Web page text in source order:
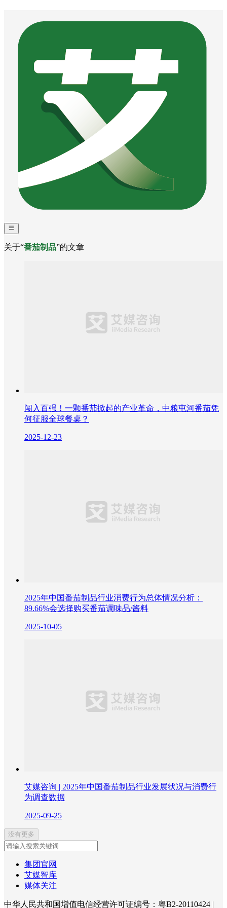
关于“番茄制品”的文章
闯入百强！一颗番茄掀起的产业革命，中粮屯河番茄凭
何征服全球餐桌？
2025-12-23
2025年中国番茄制品行业消费行为总体情况分析：
89.66%会选择购买番茄调味品/酱料
2025-10-05
艾媒咨询 | 2025年中国番茄制品行业发展状况与消费行
为调查数据
2025-09-25
没有更多
集团官网
艾媒智库
媒体关注
中华人民共和国增值电信经营许可证编号：粤B2-20110424 |